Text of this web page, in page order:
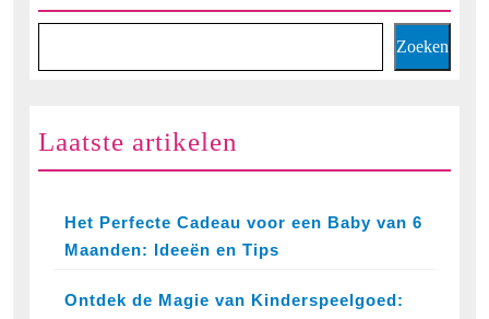
Zoeken
Laatste artikelen
Het Perfecte Cadeau voor een Baby van 6
Maanden: Ideeën en Tips
Ontdek de Magie van Kinderspeelgoed: